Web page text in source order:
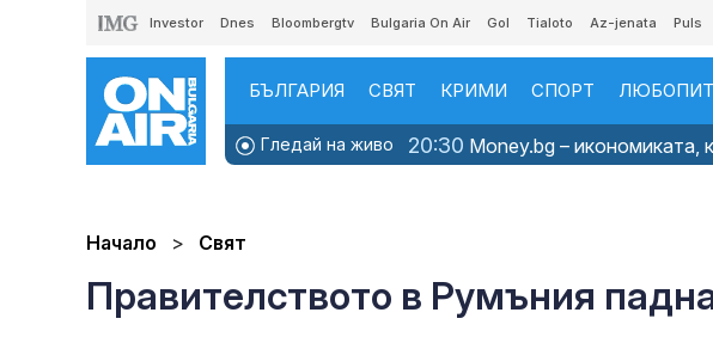
Investor Dnes Bloombergtv Bulgaria On Air Gol Tialoto Az-jenata Puls
БЪЛГАРИЯ СВЯТ КРИМИ СПОРТ
Гледай на живо 20:30 Money.bg – икономиката,
Начало Свят
Правителството в Румъния